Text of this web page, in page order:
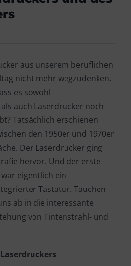
aus unserem beruflichen
nicht mehr wegzudenken.
es sowohl
auch Laserdrucker noch
Tatsächlich erschienen
den 1950er und 1970er
Der Laserdrucker ging
hervor. Und der erste
eigentlich ein
Tastatur. Tauchen
ab in die interessante
von Tintenstrahl- und